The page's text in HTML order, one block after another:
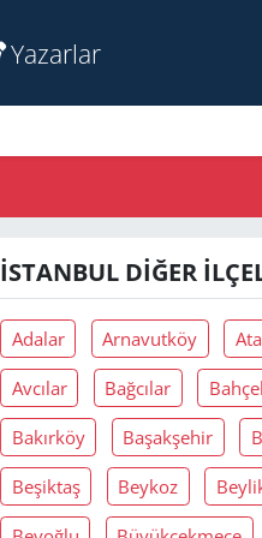
Yazarlar
İSTANBUL DIĞER
Adalar Arnavutköy
Avcılar Bağcılar
Bakırköy Başakşehir
Beşiktaş Beykoz